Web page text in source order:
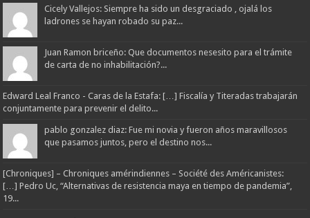
Cicely Vallejos: Siempre ha sido un desgraciado , ojalá los
ladrones se hayan robado su paz...
Juan Ramon briceño: Que documentos nesesito para el trámite
de carta de no inhabilitación?...
Edward Leal Franco - Caras de la Estafa: […] Fiscalía y Titeradas trabajarán
conjuntamente para prevenir el delito...
pablo gonzalez diaz: Fue mi novia y fueron años maravillosos
que pasamos juntos, pero el destino nos...
[Chroniques] – Chroniques amérindiennes – Société des Américanistes:
[…] Pedro Uc, “Alternativas de resistencia maya en tiempo de pandemia”,
19...